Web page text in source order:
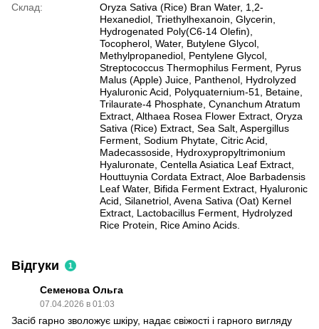
Склад:
Oryza Sativa (Rice) Bran Water, 1,2-
Hexanediol, Triethylhexanoin, Glycerin,
Hydrogenated Poly(C6-14 Olefin),
Tocopherol, Water, Butylene Glycol,
Methylpropanediol, Pentylene Glycol,
Streptococcus Thermophilus Ferment, Pyrus
Malus (Apple) Juice, Panthenol, Hydrolyzed
Hyaluronic Acid, Polyquaternium-51, Betaine,
Trilaurate-4 Phosphate, Cynanchum Atratum
Extract, Althaea Rosea Flower Extract, Oryza
Sativa (Rice) Extract, Sea Salt, Aspergillus
Ferment, Sodium Phytate, Citric Acid,
Madecassoside, Hydroxypropyltrimonium
Hyaluronate, Centella Asiatica Leaf Extract,
Houttuynia Cordata Extract, Aloe Barbadensis
Leaf Water, Bifida Ferment Extract, Hyaluronic
Acid, Silanetriol, Avena Sativa (Oat) Kernel
Extract, Lactobacillus Ferment, Hydrolyzed
Rice Protein, Rice Amino Acids.
Відгуки 1
Семенова Ольга
07.04.2026 в 01:03
Засіб гарно зволожує шкіру, надає свіжості і гарного вигляду